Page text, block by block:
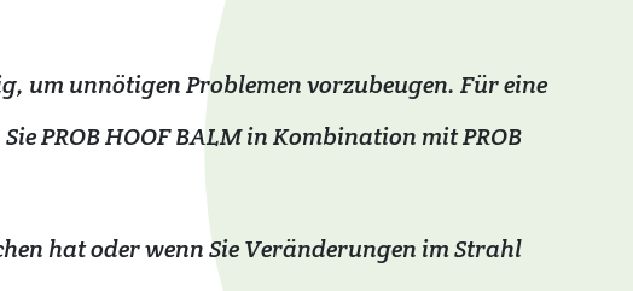
um unnötigen Problemen vorzubeugen. Für eine
PROB HOOF BALM in Kombination mit PROB
hat oder wenn Sie Veränderungen im Strahl